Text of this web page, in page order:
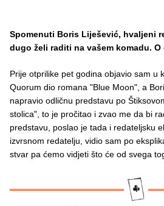
Spomenuti Boris Liješević, hvaljeni
dugo želi raditi na vašem komadu. O
Prije otprilike pet godina objavio sam u
Quorum dio romana "Blue Moon", a
napravio odličnu predstavu po
stolica", to je pročitao i zvao me da bi
predstavu, poslao je tada i redateljsku
izvrsnom redatelju, vidio sam po
stvar pa ćemo vidjeti što će od svega